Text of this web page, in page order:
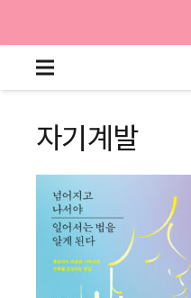
자기계발